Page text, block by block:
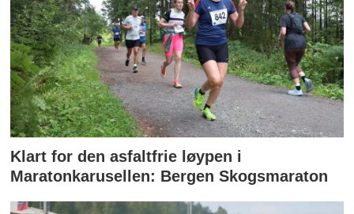
Klart for den asfaltfrie løypen i
Maratonkarusellen: Bergen Skogsmaraton